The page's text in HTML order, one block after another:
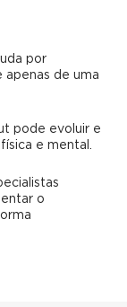
por
de uma
pode evoluir e
e mental.
o